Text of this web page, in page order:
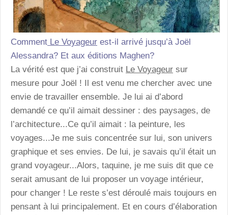
Comment Le Voyageur est-il arrivé jusqu’à Joël
Alessandra? Et aux éditions Maghen?
La vérité est que j’ai construit Le Voyageur sur
mesure pour Joël ! Il est venu me chercher avec une
envie de travailler ensemble. Je lui ai d’abord
demandé ce qu’il aimait dessiner : des paysages, de
l’architecture...Ce qu’il aimait : la peinture, les
voyages...Je me suis concentrée sur lui, son univers
graphique et ses envies. De lui, je savais qu’il était un
grand voyageur...Alors, taquine, je me suis dit que ce
serait amusant de lui proposer un voyage intérieur,
pour changer ! Le reste s’est déroulé mais toujours en
pensant à lui principalement. Et en cours d’élaboration